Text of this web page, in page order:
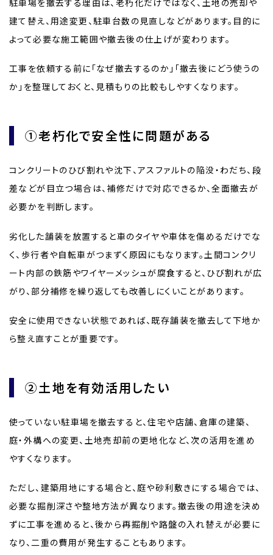
駐車場を撤去する理由は、老朽化だけではなく、土地の売却や
建て替え、用途変更、駐車台数の見直しなどがあります。目的に
よって必要な施工範囲や撤去後の仕上げが変わります。
工事を依頼する前に「なぜ撤去するのか」「撤去後にどう使うの
か」を整理しておくと、見積もりの比較もしやすくなります。
①老朽化で安全性に問題がある
コンクリートのひび割れや沈下、アスファルトの陥没・わだち、段
差などが目立つ場合は、補修だけで対応できるか、全面撤去が
必要かを判断します。
劣化した舗装を放置すると車のタイヤや車体を傷めるだけでな
く、歩行者や自転車がつまずく原因にもなります。土間コンクリ
ート内部の鉄筋やワイヤーメッシュが腐食すると、ひび割れが広
がり、部分補修を繰り返しても改善しにくいことがあります。
安全に使用できない状態であれば、既存舗装を撤去して下地か
ら整え直すことが重要です。
②土地を有効活用したい
使っていない駐車場を撤去すると、住宅や店舗、倉庫の建築、
庭・外構への変更、土地売却前の更地化など、次の活用を進め
やすくなります。
ただし、建築用地にする場合と、庭や砂利敷きにする場合では、
必要な掘削深さや整地方法が異なります。撤去後の用途を決め
ずに工事を進めると、後から再掘削や路盤の入れ替えが必要に
なり、二重の費用が発生することもあります。